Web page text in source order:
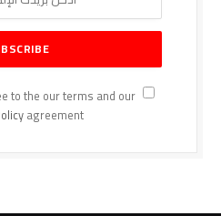
By signing up, you agree to the our terms and our
agreement.